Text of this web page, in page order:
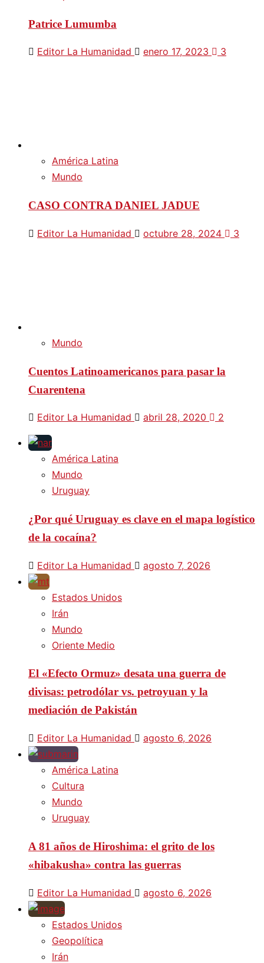
Patrice Lumumba
Editor La Humanidad enero 17, 2023 3
América Latina
Mundo
CASO CONTRA DANIEL JADUE
Editor La Humanidad octubre 28, 2024 3
Mundo
Cuentos Latinoamericanos para pasar la
Cuarentena
Editor La Humanidad abril 28, 2020 2
América Latina
Mundo
Uruguay
¿Por qué Uruguay es clave en el mapa logístico
de la cocaína?
Editor La Humanidad agosto 7, 2026
Estados Unidos
Irán
Mundo
Oriente Medio
El «Efecto Ormuz» desata una guerra de
divisas: petrodólar vs. petroyuan y la
mediación de Pakistán
Editor La Humanidad agosto 6, 2026
América Latina
Cultura
Mundo
Uruguay
A 81 años de Hiroshima: el grito de los
«hibakusha» contra las guerras
Editor La Humanidad agosto 6, 2026
Estados Unidos
Geopolítica
Irán